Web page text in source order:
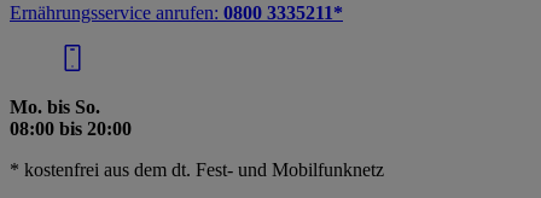
Ernährungsservice anrufen: 0800 3335211*
Mo. bis So.
08:00 bis 20:00
* kostenfrei aus dem dt. Fest- und Mobilfunknetz